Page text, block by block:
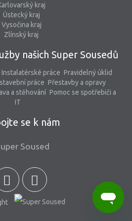
kraj
Ústecký kraj
Vysočina kraj
Zlínský kraj
našich Super Sousedů
Instalatérské práce Pravidelný úklid
práce Přestavby a opravy
a stěhování Pomoc se spotřebiči a
IT
se k nám
Soused